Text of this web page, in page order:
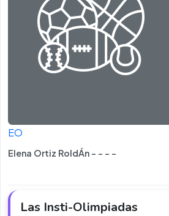
EO
Elena Ortiz RoldÁn - - - -
Las Insti-Olimpiadas